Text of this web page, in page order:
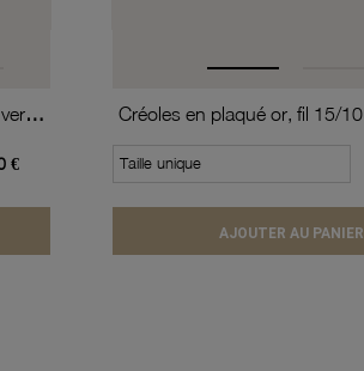
Montre, boîte acier, bracelet silicone, verre minéral, kids
€ Taille unique
AJOUTER AU PANIER